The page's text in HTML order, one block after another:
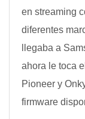
en streaming
diferentes
llegaba a
ahora le toca
Pioneer y
firmware